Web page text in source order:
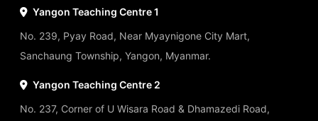
Yangon Teaching Centre 1
No. 239, Pyay Road, Near Myaynigone City Mart,
Sanchaung Township, Yangon, Myanmar.
Yangon Teaching Centre 2
No. 237, Corner of U Wisara Road & Dhamazedi Road,